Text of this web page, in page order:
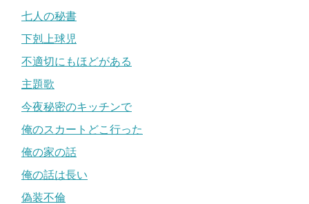
七人の秘書
下剋上球児
不適切にもほどがある
主題歌
今夜秘密のキッチンで
俺のスカートどこ行った
俺の家の話
俺の話は長い
偽装不倫